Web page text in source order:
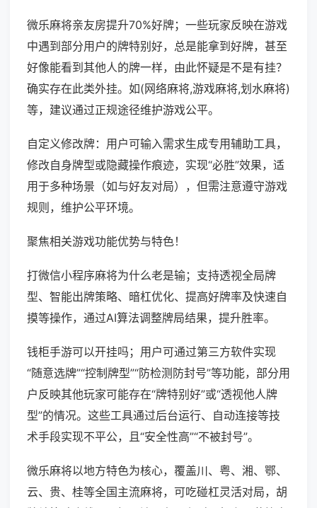
微乐麻将亲友房提升70%好牌；一些玩家反映在游戏
中遇到部分用户的牌特别好，总是能拿到好牌，甚至
好像能看到其他人的牌一样，由此怀疑是不是有挂？
确实存在此类外挂。如(网络麻将,游戏麻将,划水麻将)
等，建议通过正规途径维护游戏公平。
自定义修改牌：用户可输入需求生成专用辅助工具，
修改自身牌型或隐藏操作痕迹，实现“必胜”效果，适
用于多种场景（如与好友对局），但需注意遵守游戏
规则，维护公平环境。
聚焦相关游戏功能优势与特色！
打微信小程序麻将为什么老是输；支持透视全局牌
型、智能出牌策略、暗杠优化、提高好牌率及快速自
摸等操作，通过AI算法调整牌局结果，提升胜率。
钱柜手游可以开挂吗；用户可通过第三方软件实现
“随意选牌”“控制牌型”“防检测防封号”等功能，部分用
户反映其他玩家可能存在“牌特别好”或“透视他人牌
型”的情况。这些工具通过后台运行、自动连接等技
术手段实现不平公，且“安全性高”“不被封号”。
微乐麻将以地方特色为核心，覆盖川、粤、湘、鄂、
云、贵、桂等全国主流麻将，可吃碰杠灵活对局，胡